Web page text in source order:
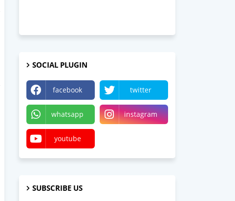
SOCIAL PLUGIN
facebook twitter
whatsapp instagram
youtube
SUBSCRIBE US